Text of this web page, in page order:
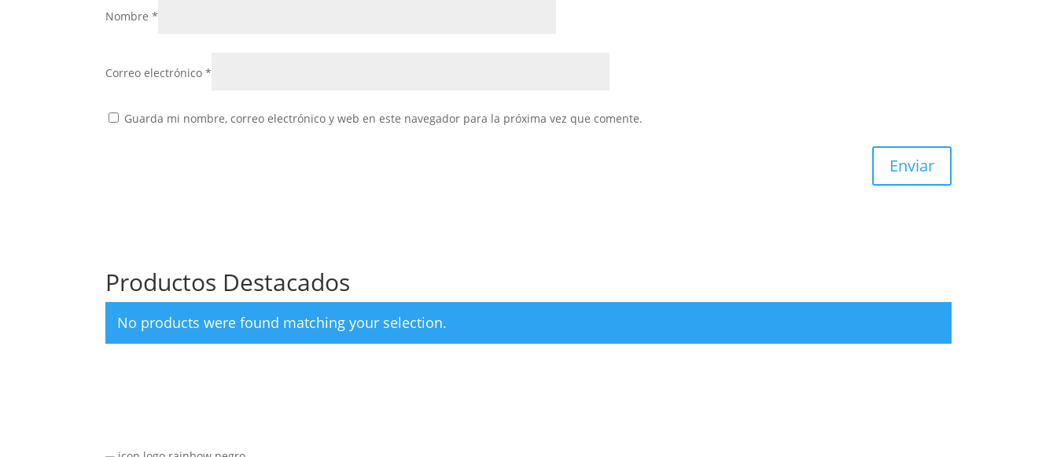
Nombre*
Correo electrónico*
Guarda mi nombre, correo electrónico y web en este navegador para la próxima vez que comente.
Productos Destacados
No products were found matching your selection.